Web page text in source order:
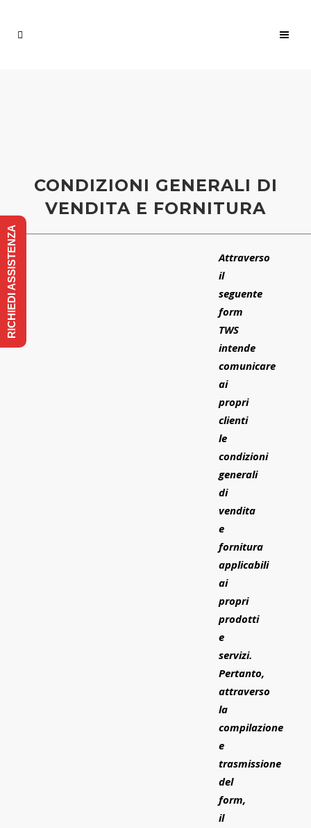
CONDIZIONI GENERALI DI
VENDITA E FORNITURA
Attraverso
il
seguente
form
TWS
intende
comunicare
ai
propri
clienti
le
condizioni
generali
di
vendita
e
fornitura
applicabili
ai
propri
prodotti
e
servizi.
Pertanto,
attraverso
la
compilazione
e
trasmissione
del
form,
il
RICHIEDI ASSISTENZA